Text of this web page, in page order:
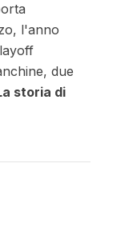
l'anno
due
storia di